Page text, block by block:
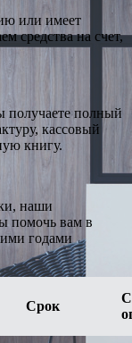
или имеет
средства на счет,
получаете полный
кассовый
книгу.
наши
помочь вам в
годами
Срок